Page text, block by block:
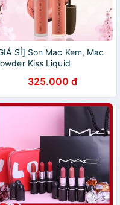
SỈ] Son Mac Kem, Mac
Kiss Liquid
Mac Chính Hãng Full Size
325.000 đ